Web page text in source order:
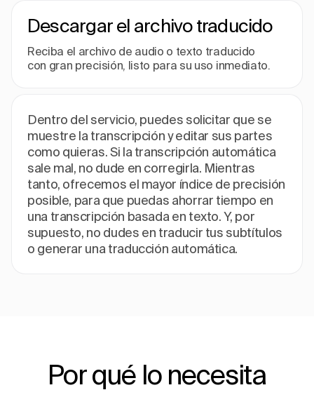
Descargar el archivo traducido
Reciba el archivo de audio o texto traducido
con gran precisión, listo para su uso inmediato.
Dentro del servicio, puedes solicitar que se
muestre la transcripción y editar sus partes
como quieras. Si la transcripción automática
sale mal, no dude en corregirla. Mientras
tanto, ofrecemos el mayor índice de precisión
posible, para que puedas ahorrar tiempo en
una transcripción basada en texto. Y, por
supuesto, no dudes en traducir tus subtítulos
o generar una traducción automática.
Por qué lo necesita